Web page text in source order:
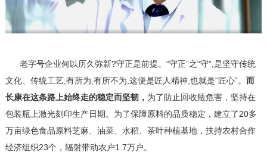
老字号企业何以历久弥新?守正是前提。“守正”之“守”,是坚守传统
文化、传统工艺,有所为,有所不为,这便是匠人精神,也就是“匠心”。 而
长康在这条路上始终走的稳定而坚韧， 为了防止回收瓶危害，坚持在
包装瓶上激光刻印生产日期。为了保障原料的品质稳定，建立了20多
万亩绿色食品原料芝麻、油菜、水稻、茶叶种植基地，扶持农村合作
经济组织23个，辐射带动农户1.7万户。